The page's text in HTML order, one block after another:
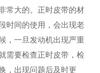
常大的。正时皮带的材
时间的使用，会出现老
，一旦发动机出现严重
需要检查正时皮带，检
，出现问题后及时更